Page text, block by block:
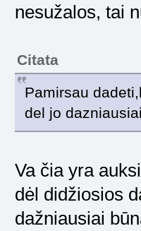
nesužalos, tai
Citata
Pamirsau
del jo
Va čia yra
dėl didžiosios
dažniausiai